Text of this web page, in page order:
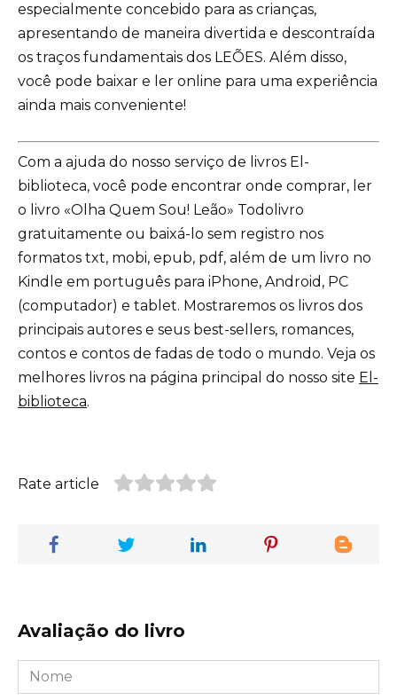
especialmente concebido para as crianças,
apresentando de maneira divertida e descontraída
os traços fundamentais dos LEÕES. Além disso,
você pode baixar e ler online para uma experiência
ainda mais conveniente!
Com a ajuda do nosso serviço de livros El-
biblioteca, você pode encontrar onde comprar, ler
o livro «Olha Quem Sou! Leão» Todolivro
gratuitamente ou baixá-lo sem registro nos
formatos txt, mobi, epub, pdf, além de um livro no
Kindle em português para iPhone, Android, PC
(computador) e tablet. Mostraremos os livros dos
principais autores e seus best-sellers, romances,
contos e contos de fadas de todo o mundo. Veja os
melhores livros na página principal do nosso site El-
biblioteca.
Rate article
Avaliação do livro
Nome
*